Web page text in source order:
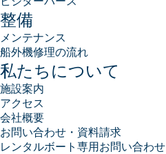
整備
メンテナンス
船外機修理の流れ
私たちについて
施設案内
アクセス
会社概要
お問い合わせ・資料請求
レンタルボート専用お問い合わせ